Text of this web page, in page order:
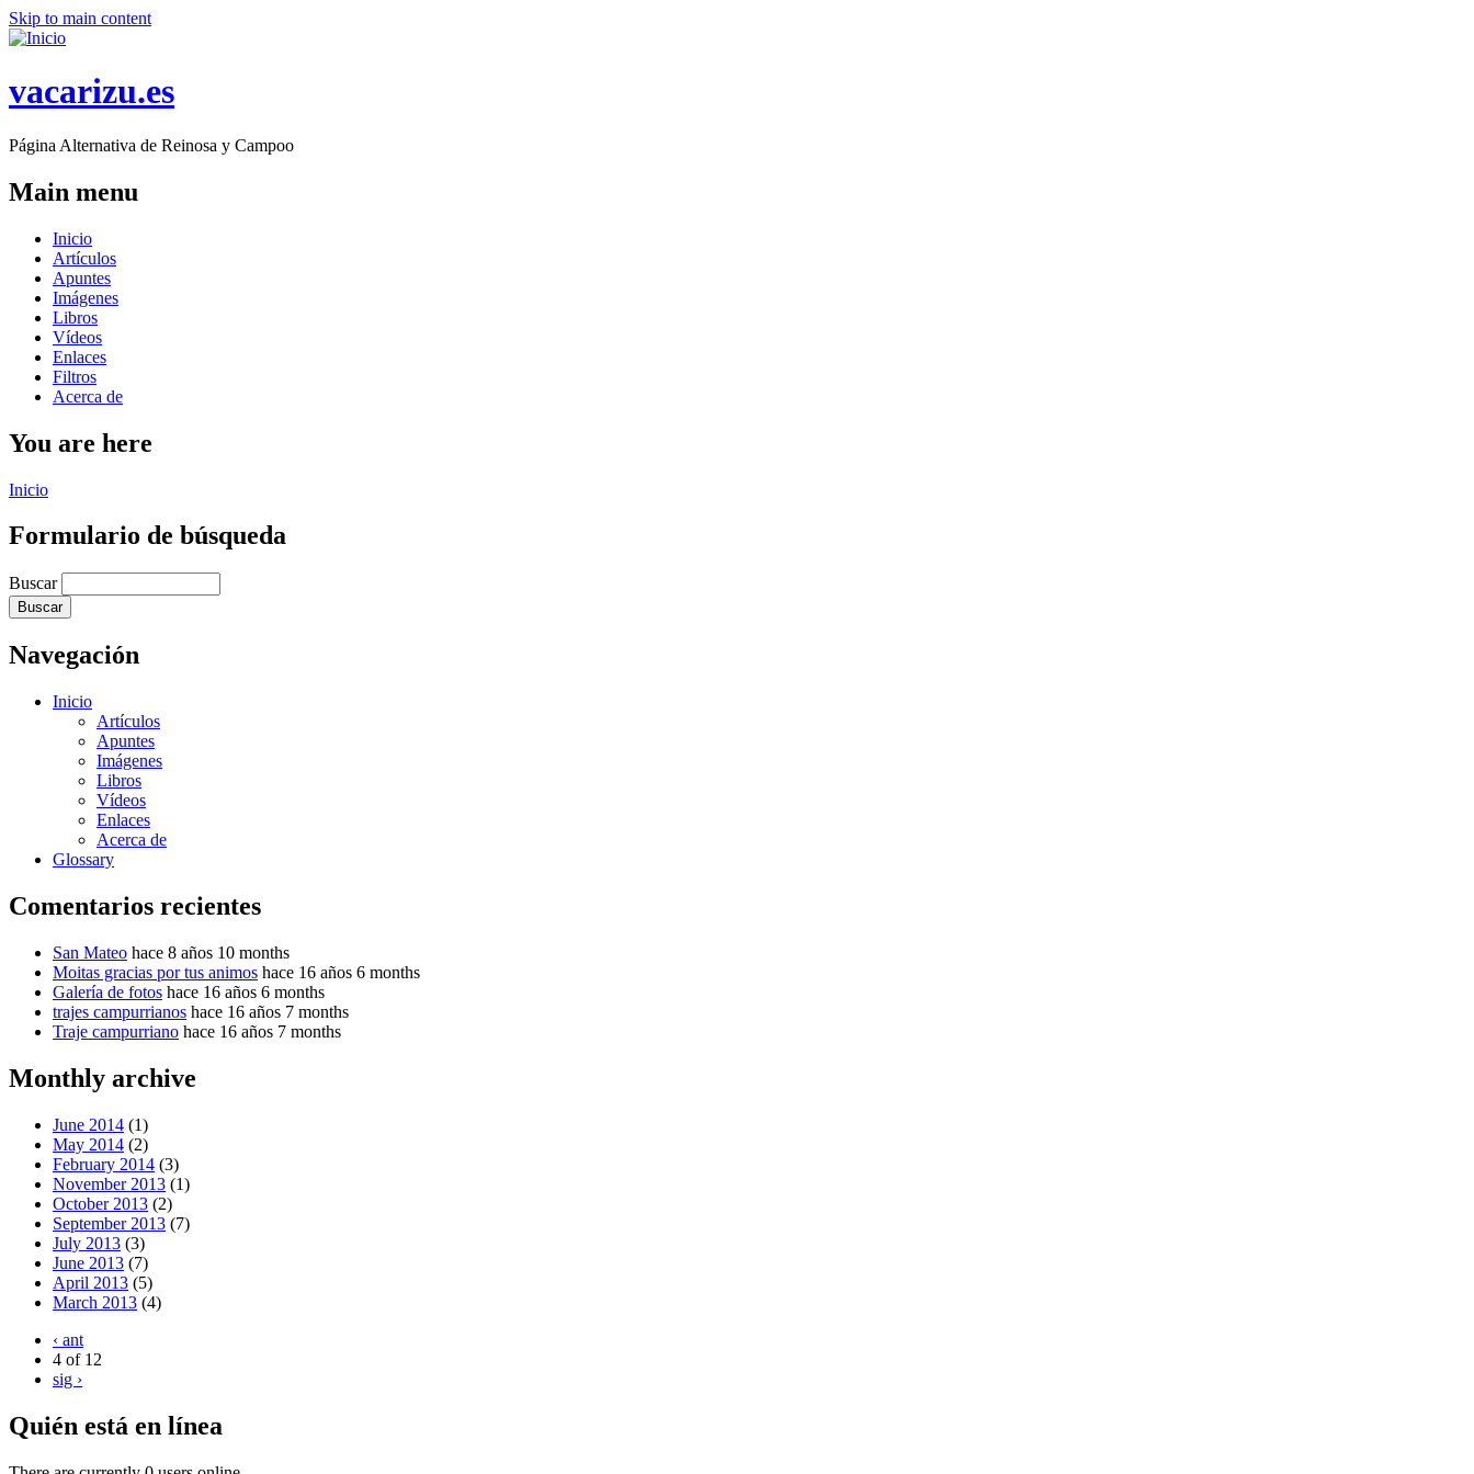
Skip to main content
vacarizu.es
Página Alternativa de Reinosa y Campoo
Main menu
Inicio
Artículos
Apuntes
Imágenes
Libros
Vídeos
Enlaces
Filtros
Acerca de
You are here
Inicio
Formulario de búsqueda
Buscar
Navegación
Inicio
Artículos
Apuntes
Imágenes
Libros
Vídeos
Enlaces
Acerca de
Glossary
Comentarios recientes
San Mateo hace 8 años 10 months
Moitas gracias por tus animos hace 16 años 6 months
Galería de fotos hace 16 años 6 months
trajes campurrianos hace 16 años 7 months
Traje campurriano hace 16 años 7 months
Monthly archive
June 2014 (1)
May 2014 (2)
February 2014 (3)
November 2013 (1)
October 2013 (2)
September 2013 (7)
July 2013 (3)
June 2013 (7)
April 2013 (5)
March 2013 (4)
‹ ant
4 of 12
sig ›
Quién está en línea